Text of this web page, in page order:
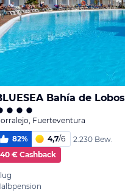
Bahía de Lobos
Fuerteventura
82% 4,7/6
2.230 Bew.
40 € Cashback